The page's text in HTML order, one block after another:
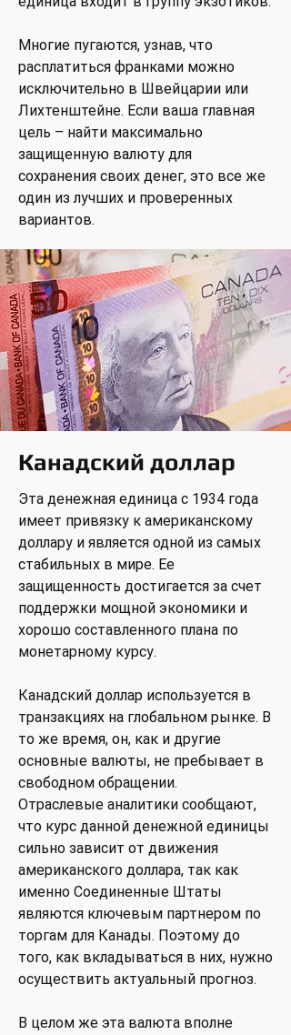
Многие пугаются, узнав, что
расплатиться франками можно
исключительно в Швейцарии или
Лихтенштейне. Если ваша главная
цель – найти максимально
защищенную валюту для
сохранения своих денег, это все же
один из лучших и проверенных
вариантов.
Канадский доллар
Эта денежная единица с 1934 года
имеет привязку к американскому
доллару и является одной из самых
стабильных в мире. Ее
защищенность достигается за счет
поддержки мощной экономики и
хорошо составленного плана по
монетарному курсу.
Канадский доллар используется в
транзакциях на глобальном рынке. В
то же время, он, как и другие
основные валюты, не пребывает в
свободном обращении.
Отраслевые аналитики сообщают,
что курс данной денежной единицы
сильно зависит от движения
американского доллара, так как
именно Соединенные Штаты
являются ключевым партнером по
торгам для Канады. Поэтому до
того, как вкладываться в них, нужно
осуществить актуальный прогноз.
В целом же эта валюта вполне